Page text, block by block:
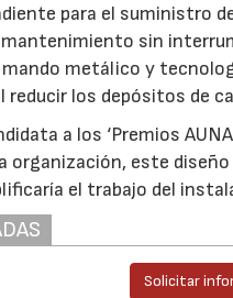
para el suministro
sin
metálico y
reducir los depósitos de
a los ‘Premios
la organización, este
el trabajo del
Solicitar